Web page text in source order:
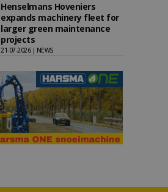
Henselmans Hoveniers
expands machinery fleet for
larger green maintenance
projects
21-07-2026 | NEWS